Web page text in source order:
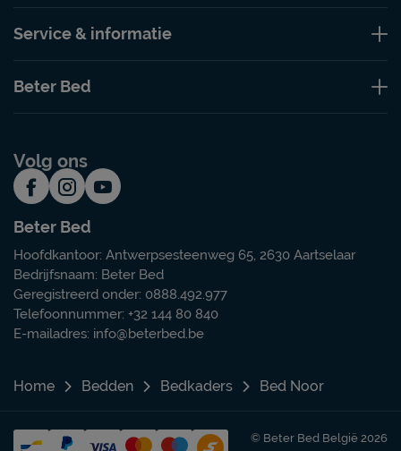
Service & informatie
Beter Bed
Volg ons
Beter Bed
Hoofdkantoor: Antwerpsesteenweg 65, 2630 Aartselaar
Bedrijfsnaam: Beter Bed
Geregistreerd onder: 0888.492.977
Telefoonnummer: +32 144 80 840
E-mailadres: info@beterbed.be
Home Bedden Bedkaders Bed Noor
© Beter Bed België 2026